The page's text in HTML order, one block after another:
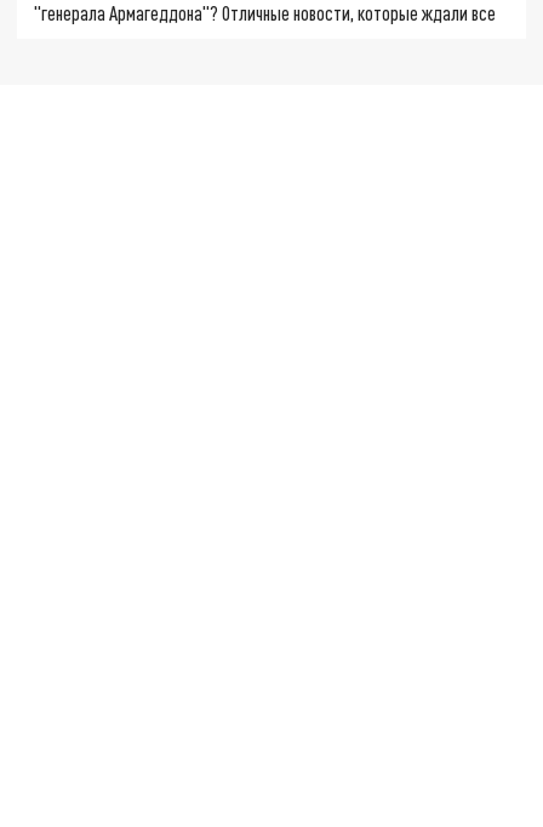
"генерала Армагеддона"? Отличные новости, которые ждали все